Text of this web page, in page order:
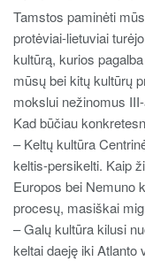
Tamstos paminėti
protėviai-lietuviai
kultūrą, kurios
mūsų bei kitų kultūrų
mokslui nežinomus
Kad būčiau
– Keltų kultūra
keltis-persikelti. Kaip
Europos bei Nemuno
procesų, masiškai
– Galų kultūra kilusi
keltai daeję iki Atlanto